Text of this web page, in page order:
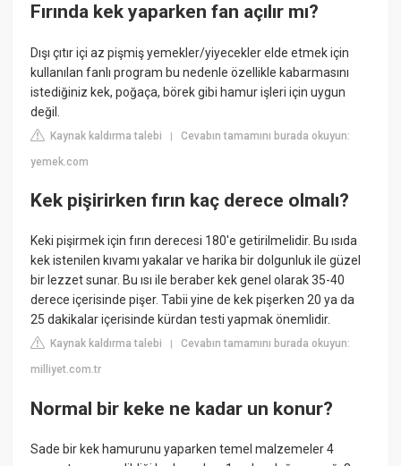
Fırında kek yaparken fan açılır mı?
Dışı çıtır içi az pişmiş yemekler/yiyecekler elde etmek için
kullanılan fanlı program bu nedenle özellikle kabarmasını
istediğiniz kek, poğaça, börek gibi hamur işleri için uygun
değil.
Kaynak kaldırma talebi |Cevabın tamamını burada okuyun:
yemek.com
Kek pişirirken fırın kaç derece olmalı?
Keki pişirmek için fırın derecesi 180'e getirilmelidir. Bu ısıda
kek istenilen kıvamı yakalar ve harika bir dolgunluk ile güzel
bir lezzet sunar. Bu ısı ile beraber kek genel olarak 35-40
derece içerisinde pişer. Tabii yine de kek pişerken 20 ya da
25 dakikalar içerisinde kürdan testi yapmak önemlidir.
Kaynak kaldırma talebi |Cevabın tamamını burada okuyun:
milliyet.com.tr
Normal bir keke ne kadar un konur?
Sade bir kek hamurunu yaparken temel malzemeler 4